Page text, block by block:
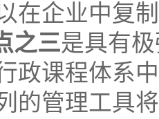
在企业中复
之三是具有
政课程体系
的管理工具